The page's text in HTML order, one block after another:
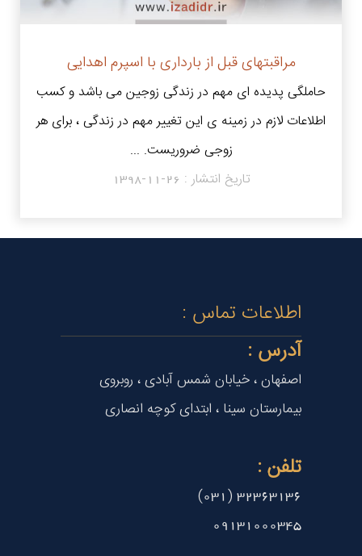
مراقبتهای قبل از بارداری با اسپرم اهدایی
حاملگی پدیده ای مهم در زندگی زوجین می باشد و کسب
اطلاعات لازم در زمینه ی این تغییر مهم در زندگی ، برای هر
زوجی ضروریست. ...
تاریخ انتشار : 1398-11-26
اطلاعات تماس :
آدرس :
اصفهان ، خیابان شمس آبادی ، روبروی
بیمارستان سینا ، ابتدای کوچه انصاری
تلفن :
32363136 (031)
09131000345